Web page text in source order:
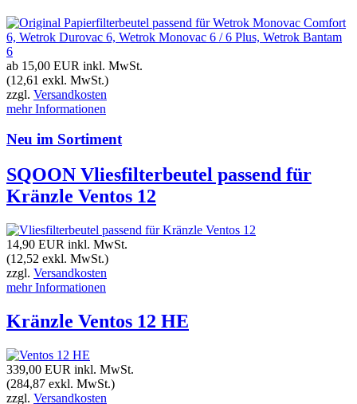
ab 15,00 EUR inkl. MwSt.
(12,61 exkl. MwSt.)
zzgl. Versandkosten
mehr Informationen
Neu im Sortiment
SQOON Vliesfilterbeutel passend für
Kränzle Ventos 12
14,90 EUR inkl. MwSt.
(12,52 exkl. MwSt.)
zzgl. Versandkosten
mehr Informationen
Kränzle Ventos 12 HE
339,00 EUR inkl. MwSt.
(284,87 exkl. MwSt.)
zzgl. Versandkosten